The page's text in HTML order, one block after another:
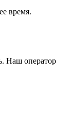
время.
Наш оператор